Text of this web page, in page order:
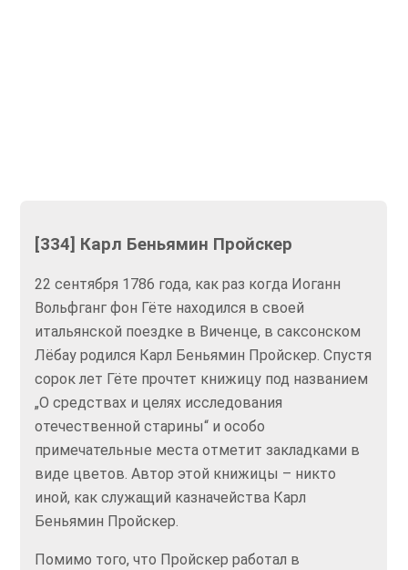
[334] Карл Беньямин Пройскер
22 сентября 1786 года, как раз когда Иоганн
Вольфганг фон Гёте находился в своей
итальянской поездке в Виченце, в саксонском
Лёбау родился Карл Беньямин Пройскер. Спустя
сорок лет Гёте прочтет книжицу под названием
„О средствах и целях исследования
отечественной старины“ и особо
примечательные места отметит закладками в
виде цветов. Автор этой книжицы – никто
иной, как служащий казначейства Карл
Беньямин Пройскер.
Помимо того, что Пройскер работал в